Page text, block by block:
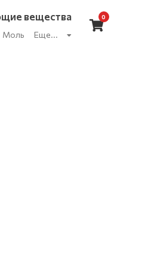
вещества
Моль Еще...
0